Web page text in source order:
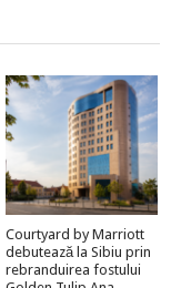
Courtyard by Marriott
debutează la Sibiu prin
rebranduirea fostului